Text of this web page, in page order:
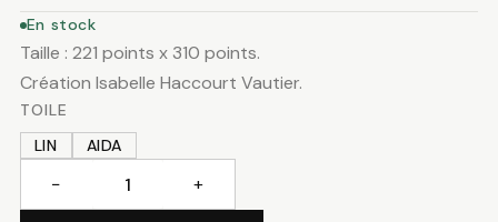
En stock
Taille : 221 points x 310 points.
Création Isabelle Haccourt Vautier.
TOILE
LIN
AIDA
− +